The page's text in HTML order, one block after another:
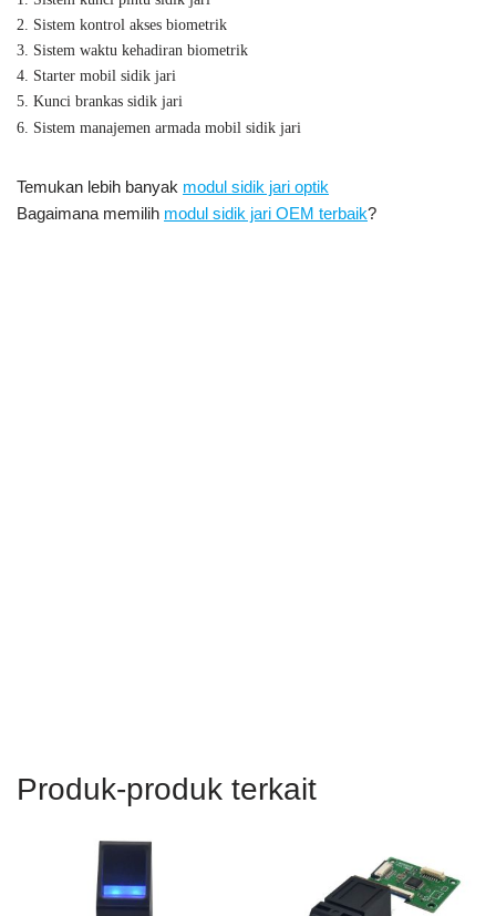
2. Sistem kontrol akses biometrik
3. Sistem waktu kehadiran biometrik
4. Starter mobil sidik jari
5. Kunci brankas sidik jari
6. Sistem manajemen armada mobil sidik jari
Temukan lebih banyak modul sidik jari optik
Bagaimana memilih modul sidik jari OEM terbaik?
Produk-produk terkait